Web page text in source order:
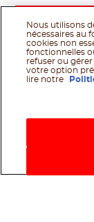
Nous utilisons
nécessaires au
cookies non
fonctionnelles
refuser ou
votre option
lire notre